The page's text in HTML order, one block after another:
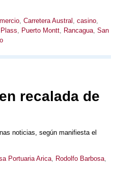
, Carretera Austral , casino,
, Puerto Montt, Rancagua, San
recalada de
noticias, según manifiesta el
Portuaria Arica, Rodolfo Barbosa,